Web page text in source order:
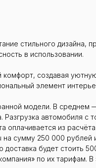
стильного дизайна,
в использовании.
создавая
элемент
модели. В
автомобиля с
оплачивается из
сумму 250 000 рублей
будет стоить
по их тарифам.